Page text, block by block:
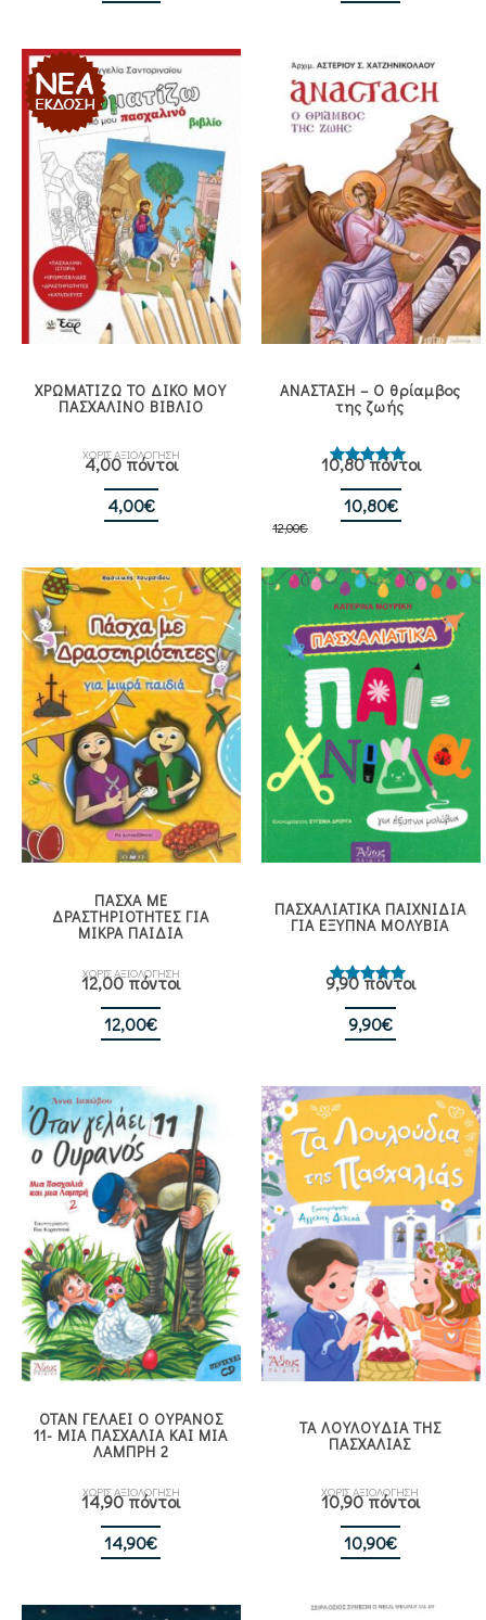
ΧΡΩΜΑΤΙΖΩ ΤΟ ΔΙΚΟ ΜΟΥ
ΠΑΣΧΑΛΙΝΟ ΒΙΒΛΙΟ
ΧΩΡΙΣ ΑΞΙΟΛΟΓΗΣΗ
4,00 πόντοι
4,00€
ΑΝΑΣΤΑΣΗ – Ο θρίαμβος
της ζωής
Βαθμολογήθηκε
με5.00
από 5
10,80 πόντοι
12,00€
Original
12,00€.
10,80€
είναι:
10,80€.
ΠΑΣΧΑ ΜΕ
ΔΡΑΣΤΗΡΙΟΤΗΤΕΣ ΓΙΑ
ΜΙΚΡΑ ΠΑΙΔΙΑ
ΧΩΡΙΣ ΑΞΙΟΛΟΓΗΣΗ
12,00 πόντοι
12,00€
ΠΑΣΧΑΛΙΑΤΙΚΑ ΠΑΙΧΝΙΔΙΑ
ΓΙΑ ΕΞΥΠΝΑ ΜΟΛΥΒΙΑ
Βαθμολογήθηκε
με5.00
από 5
9,90 πόντοι
9,90€
ΟΤΑΝ ΓΕΛΑΕΙ Ο ΟΥΡΑΝΟΣ
11- ΜΙΑ ΠΑΣΧΑΛΙΑ ΚΑΙ ΜΙΑ
ΛΑΜΠΡΗ 2
ΧΩΡΙΣ ΑΞΙΟΛΟΓΗΣΗ
14,90 πόντοι
14,90€
ΤΑ ΛΟΥΛΟΥΔΙΑ ΤΗΣ
ΠΑΣΧΑΛΙΑΣ
ΧΩΡΙΣ ΑΞΙΟΛΟΓΗΣΗ
10,90 πόντοι
10,90€